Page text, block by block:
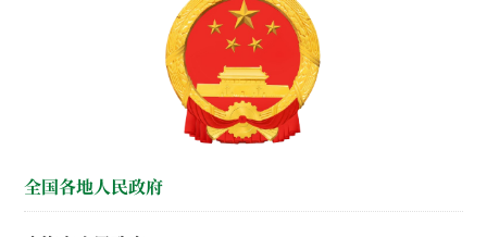
全国各地人民政府